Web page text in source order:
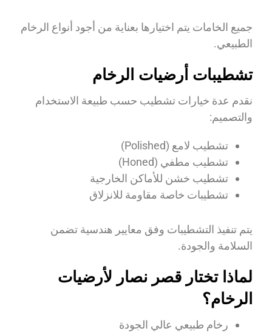
جميع الخامات يتم اختيارها بعناية من أجود أنواع الرخام
الطبيعي.
تشطيبات أرضيات الرخام
نقدم عدة خيارات تشطيب حسب طبيعة الاستخدام
والتصميم:
تشطيب لامع (Polished)
تشطيب مطفي (Honed)
تشطيب خشن للأماكن الخارجية
تشطيبات خاصة مقاومة للانزلاق
يتم تنفيذ التشطيبات وفق معايير هندسية تضمن
السلامة والجودة.
لماذا تختار قصر نصار لأرضيات
الرخام؟
رخام طبيعي عالي الجودة